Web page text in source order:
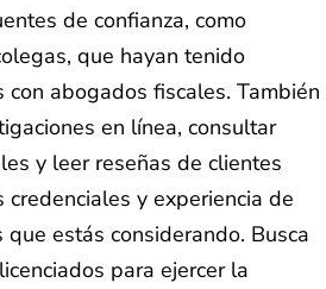
de confianza, como
que hayan tenido
abogados fiscales. También
en línea, consultar
y leer reseñas de clientes
credenciales y experiencia de
estás considerando. Busca
para ejercer la